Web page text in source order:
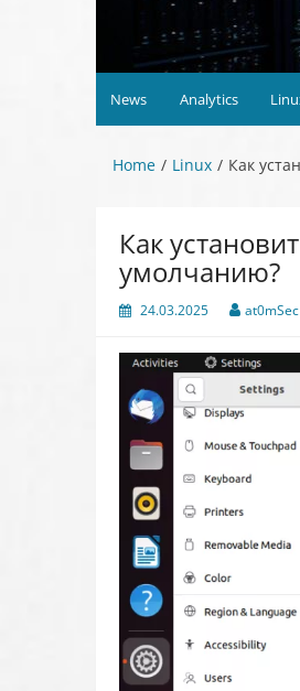
News Analytics
Home Linux Как
Как
умолчанию?
24.03.2025 at0mSec